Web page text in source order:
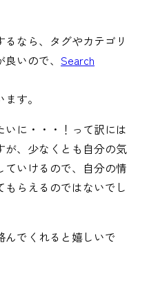
なら、タグやカテゴリ
いので、 Search
す。
いに・・・！って訳には
が、少なくとも自分の気
ていけるので、自分の情
らえるのではないでし
んでくれると嬉しいで